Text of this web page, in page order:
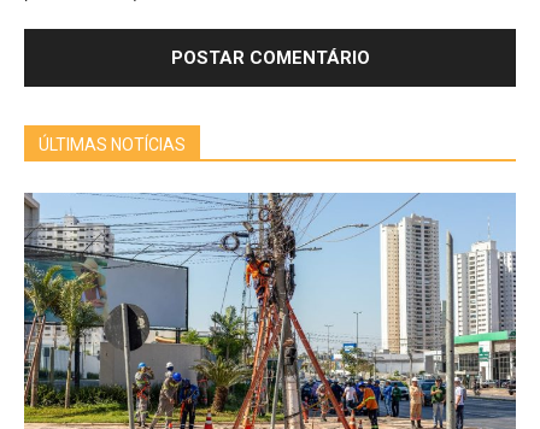
ÚLTIMAS NOTÍCIAS